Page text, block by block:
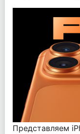
Представляем